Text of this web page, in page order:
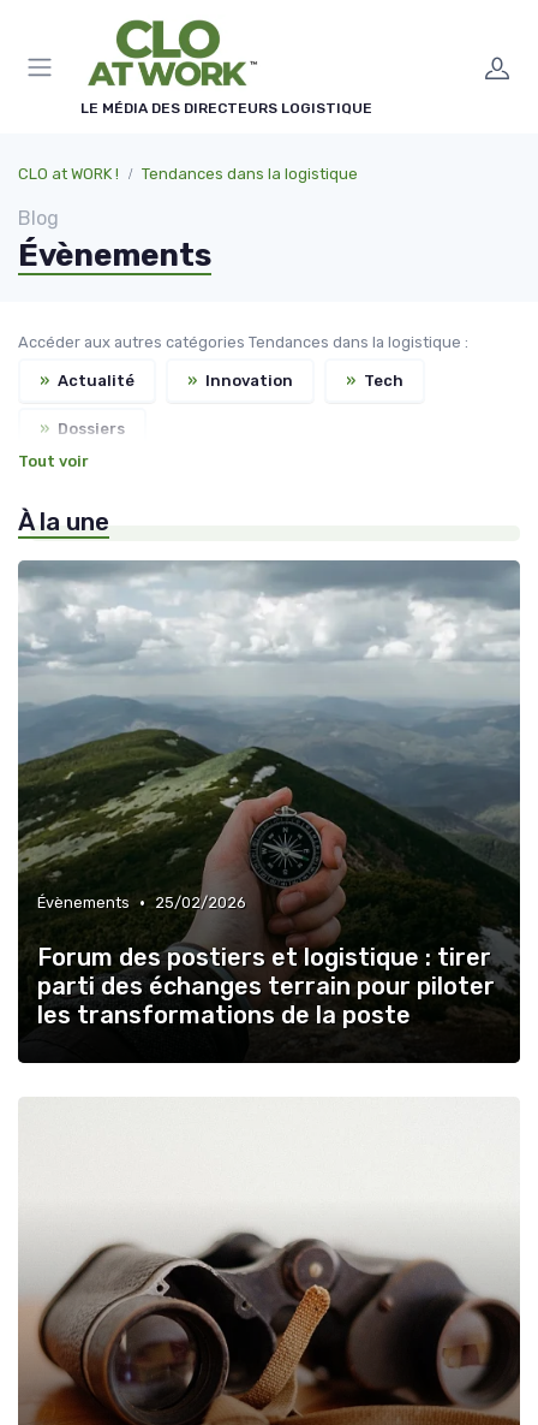
LE MÉDIA DES DIRECTEURS LOGISTIQUE
CLO at WORK ! Tendances dans la logistique
Blog
Évènements
Accéder aux autres catégories Tendances dans la logistique :
» Actualité » Innovation » Tech
» Dossiers
Tout voir
À la une
Évènements • 25/02/2026
Forum des postiers et logistique : tirer
parti des échanges terrain pour piloter
les transformations de la poste
Panneau de gestion des cookies